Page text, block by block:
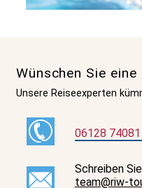
Wünschen Sie
Unsere Reiseexperten
06128
Schreiben
team@riw-